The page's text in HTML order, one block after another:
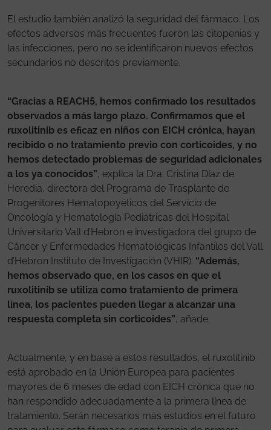
El estudio también analizó la seguridad del fármaco. Los
efectos adversos más frecuentes fueron las citopenias y
las infecciones, pero no se identificaron nuevos efectos
secundarios no descritos previamente.
“Gracias a REACH5, hemos confirmado los resultados
observados a más largo plazo. Confirmamos que el
ruxolitinib es eficaz en niños con EICH crónica, hayan
recibido o no tratamiento previo con corticoides, y no
hemos detectado problemas de seguridad adicionales
a los ya conocidos”, explica la Dra. Cristina Díaz de
Heredia, directora del Programa de Trasplante de
Progenitores Hematopoyéticos del Servicio de
Oncología y Hematología Pediátricas del Hospital
Universitario Vall d’Hebron e investigadora del grupo de
Cáncer y Enfermedades Hematológicas Infantiles del Vall
d’Hebron Instituto de Investigación (VHIR). “Además,
hemos observado que, en los casos en que el
ruxolitinib se utiliza como tratamiento de primera
línea, los pacientes pueden llegar a alcanzar una
respuesta completa sin corticoides”, añade.
Actualmente, y en base a estos resultados, el ruxolitinib
está aprobado en la Unión Europea para pacientes
mayores de 6 meses de edad con EICH crónica que no
han respondido adecuadamente a la primera línea de
tratamiento. Serán necesarios más estudios en el futuro